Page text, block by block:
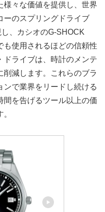
様々な価値を提供し、世界
ーのスプリングドライブ
、カシオのG-SHOCK
も使用されるほどの信頼性
ドライブは、時計のメンテ
減します。これらのブラ
ンで業界をリードし続ける
間を告げるツール以上の価